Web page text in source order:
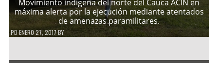
Movimiento indígena del norte del Cauca ACIN en
máxima alerta por la ejecución mediante atentados
de amenazas paramilitares.
PDENERO 27, 2017 BY